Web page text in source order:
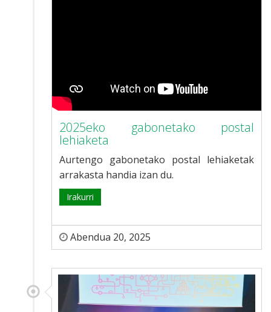
2025eko gabonetako postal
lehiaketa
Aurtengo gabonetako postal lehiaketak
arrakasta handia izan du.
Irakurri
Abendua 20, 2025